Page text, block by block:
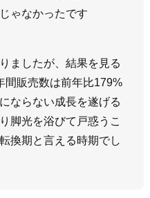
ゃなかったです
ましたが、結果を見る
間販売数は前年比179%
ならない成長を遂げる
脚光を浴びて戸惑うこ
換期と言える時期でし